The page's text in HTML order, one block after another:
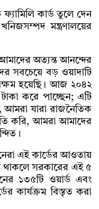
কার্ড তুলে দেন
মন্ত্রণালয়ের
আমাদের অত্যন্ত আনন্দের
সবচেয়ে বড় ওয়াদাটি
হয়েছি। আজ ২০৪২
করে পাচ্ছেন; এটি
আমরা যারা রাজনৈতিক
করি, আমরা আমাদের
এই কার্ডের আওতায়
থাকলে সরকারের এই ৫
১৩৫টি ওয়ার্ড এবং
কার্যক্রম বিস্তৃত করা